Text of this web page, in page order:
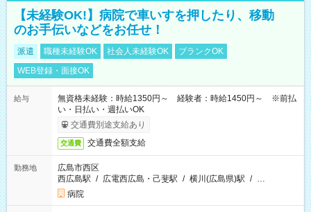
【未経験OK!】病院で車いすを押したり、移動
のお手伝いなどをお任せ！
派遣 職種未経験OK 社会人未経験OK
ブランクOK
WEB登録・面接OK
給与
無資格未経験：時給1350円～ 経験者：時給1450円～ ※前払
い・日払い・週払いOK
交通費別途支給あり
交通費 交通費全額支給
勤務地
広島市西区
西広島駅 / 広電西広島・己斐駅 / 横川(広島県)駅 / …
病院